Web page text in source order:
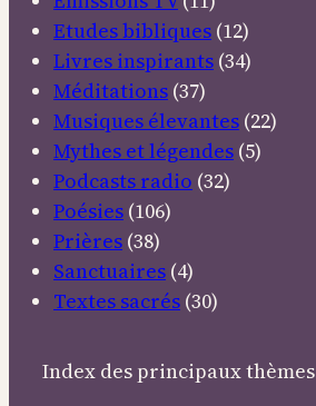
Etudes bibliques (12)
Livres inspirants (34)
Méditations (37)
Musiques élevantes (22)
Mythes et légendes (5)
Podcasts radio (32)
Poésies (106)
Prières (38)
Sanctuaires (4)
Textes sacrés (30)
Index des principaux thèmes